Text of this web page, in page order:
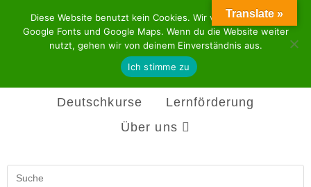
Beratung
Integration
Deutschkurse
Lernförderung
Über uns
Translate »
Diese Website benutzt kein Cookies. Wir verwenden aber
Google Fonts und Google Maps. Wenn du die Website weiter
nutzt, gehen wir von deinem Einverständnis aus.
Ich stimme zu